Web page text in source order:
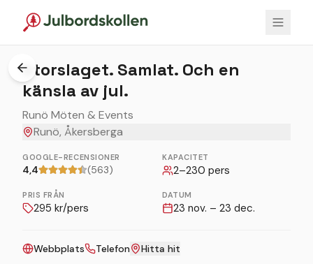
1/
Storslaget. Samlat. Och en
känsla av jul.
Runö Möten & Events
Runö, Åkersberga
GOOGLE-RECENSIONER
4,4 (563)
KAPACITET
2–230 pers
PRIS FRÅN
295 kr/pers
DATUM
23 nov. – 23 dec.
Webbplats Telefon Hitta hit